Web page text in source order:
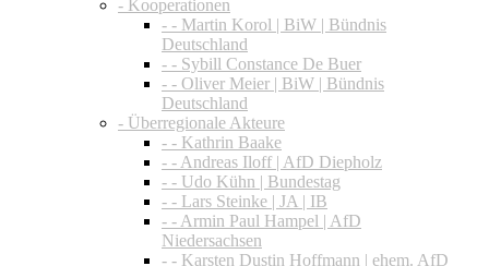
- Kooperationen
- - Martin Korol | BiW | Bündnis
Deutschland
- - Sybill Constance De Buer
- - Oliver Meier | BiW | Bündnis
Deutschland
- Überregionale Akteure
- - Kathrin Baake
- - Andreas Iloff | AfD Diepholz
- - Udo Kühn | Bundestag
- - Lars Steinke | JA | IB
- - Armin Paul Hampel | AfD
Niedersachsen
- - Karsten Dustin Hoffmann | ehem. AfD